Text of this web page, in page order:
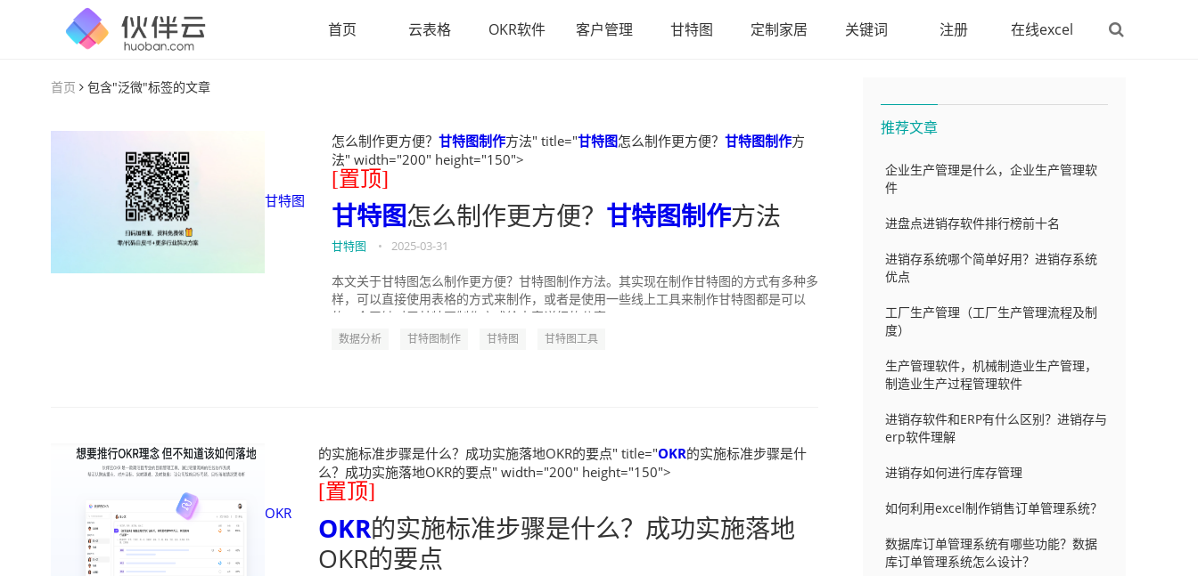
首页 云表格 OKR软件 客户管理 甘特图 定制家居 关键词 注册 在线excel
首页 包含"泛微"标签的文章
甘特图
怎么制作更方便？ 甘特图制作方法" title="甘特图怎么制作更方便？ 甘特图制作方
法" width="200" height="150">
[置顶]
甘特图怎么制作更方便？ 甘特图制作方法
甘特图 • 2025-03-31
本文关于甘特图怎么制作更方便？甘特图制作方法。其实现在制作甘特图的方式有多种多
样，可以直接使用表格的方式来制作，或者是使用一些线上工具来制作甘特图都是可以
数据分析 甘特图制作 甘特图 甘特图工具
OKR
的实施标准步骤是什么？成功实施落地OKR的要点" title="OKR的实施标准步骤是什
么？成功实施落地OKR的要点" width="200" height="150">
[置顶]
OKR的实施标准步骤是什么？成功实施落地
OKR的要点
推荐文章
企业生产管理是什么，企业生产管理软
件
进盘点进销存软件排行榜前十名
进销存系统哪个简单好用？进销存系统
优点
工厂生产管理（工厂生产管理流程及制
度）
生产管理软件，机械制造业生产管理，
制造业生产过程管理软件
进销存软件和ERP有什么区别？进销存与
erp软件理解
进销存如何进行库存管理
如何利用excel制作销售订单管理系统？
数据库订单管理系统有哪些功能？数据
库订单管理系统怎么设计？